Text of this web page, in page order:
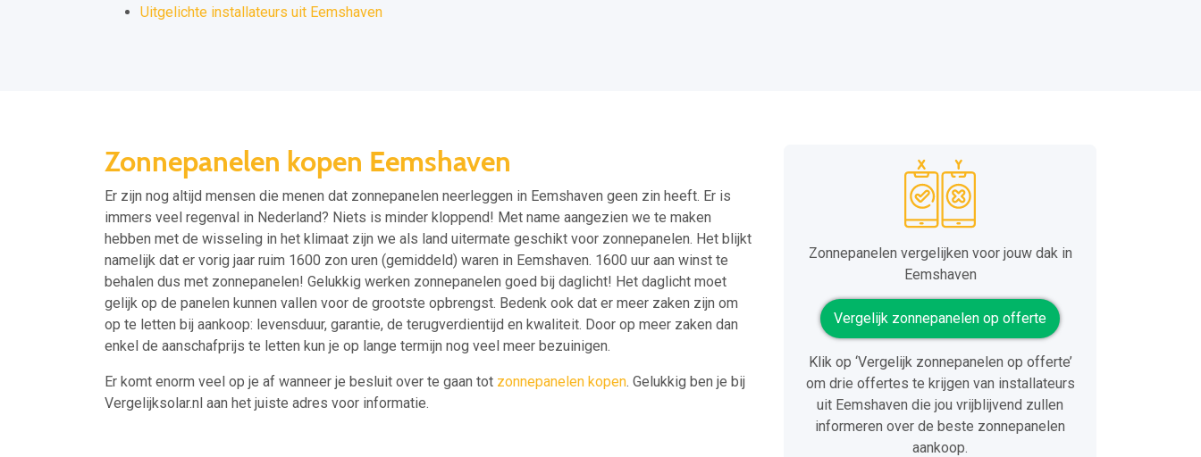
Uitgelichte installateurs uit Eemshaven
Zonnepanelen kopen Eemshaven
Er zijn nog altijd mensen die menen dat zonnepanelen neerleggen in Eemshaven geen zin heeft. Er is
immers veel regenval in Nederland? Niets is minder kloppend! Met name aangezien we te maken
hebben met de wisseling in het klimaat zijn we als land uitermate geschikt voor zonnepanelen. Het blijkt
namelijk dat er vorig jaar ruim 1600 zon uren (gemiddeld) waren in Eemshaven. 1600 uur aan winst te
behalen dus met zonnepanelen! Gelukkig werken zonnepanelen goed bij daglicht! Het daglicht moet
gelijk op de panelen kunnen vallen voor de grootste opbrengst. Bedenk ook dat er meer zaken zijn om
op te letten bij aankoop: levensduur, garantie, de terugverdientijd en kwaliteit. Door op meer zaken dan
enkel de aanschafprijs te letten kun je op lange termijn nog veel meer bezuinigen.
Er komt enorm veel op je af wanneer je besluit over te gaan tot zonnepanelen kopen. Gelukkig ben je bij
Vergelijksolar.nl aan het juiste adres voor informatie.
Zonnepanelen vergelijken voor jouw dak in
Eemshaven
Vergelijk zonnepanelen op offerte
Klik op ‘Vergelijk zonnepanelen op offerte’
om drie offertes te krijgen van installateurs
uit Eemshaven die jou vrijblijvend zullen
informeren over de beste zonnepanelen
aankoop.